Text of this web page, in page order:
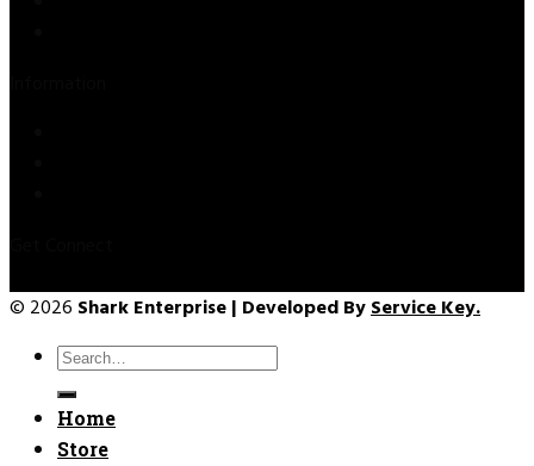
© 2026 Shark Enterprise | Developed ByService Key.
Search
for:
Home
Store